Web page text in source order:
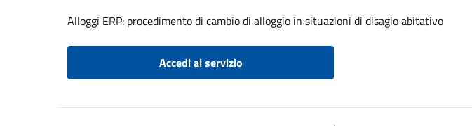
Alloggi ERP: procedimento di cambio di alloggio in situazioni di disagio abitativo
Accedi al servizio